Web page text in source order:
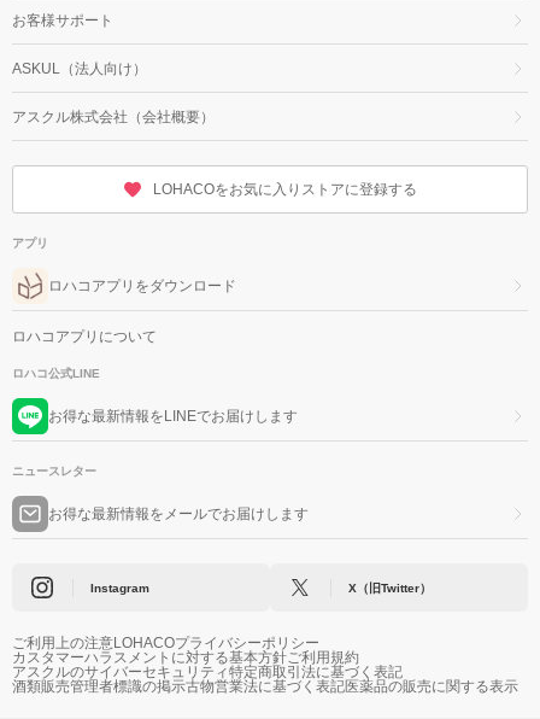
お客様サポート
ASKUL（法人向け）
アスクル株式会社（会社概要）
LOHACOをお気に入りストアに登録する
アプリ
ロハコアプリをダウンロード
ロハコアプリについて
ロハコ公式LINE
お得な最新情報をLINEでお届けします
ニュースレター
お得な最新情報をメールでお届けします
Instagram X（旧Twitter）
ご利用上の注意LOHACOプライバシーポリシー
カスタマーハラスメントに対する基本方針ご利用規約
アスクルのサイバーセキュリティ特定商取引法に基づく表記
酒類販売管理者標識の掲示古物営業法に基づく表記医薬品の販売に関する表示